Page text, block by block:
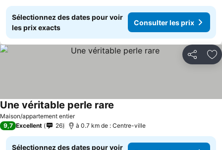
Sélectionnez des dates pour voir
les prix exacts
Consulter les prix
Partager
Maison/appartement entier
Une véritable perle rare
9,7 Excellent 26 à 0.7 km de : Centre-ville
Sélectionnez des dates pour voir